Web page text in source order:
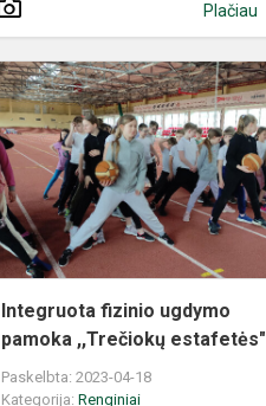
Plačiau
Integruota fizinio ugdymo
pamoka ,,Trečiokų estafetės"
Paskelbta: 2023-04-18
Kategorija:Renginiai